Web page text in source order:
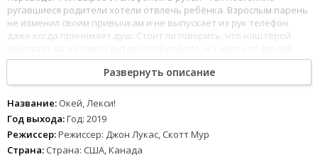
ругавшиеся родители хотели отвлечь ребёнка. Взрослым парень
не изменил своим привычкам и не выпускает из рук телефон
даже когда принимает душ. Стоит ли говорить, что наш герой
Однажды его драгоценное устройство ломается, и Фил
приобретает новый смартфон, голосовой помощник которого
по имени Лекси с ходу заявляет, что не успокоится, пока
не сделает жизнь своего нового хозяина лучше. Теперь Лекси
будет всячески выпихивать бедолагу из зоны комфорта, даже
если для этого придётся вредить другим людям.
1234 5 67 8
Развернуть описание
Название: Окей, Лекси!
Год выхода:Год: 2019
Режиссер:Режиссер: Джон Лукас, Скотт Мур
Страна: Страна: США, Канада